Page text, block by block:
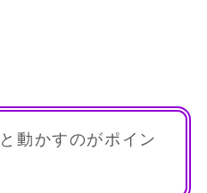
動かすのがポイン